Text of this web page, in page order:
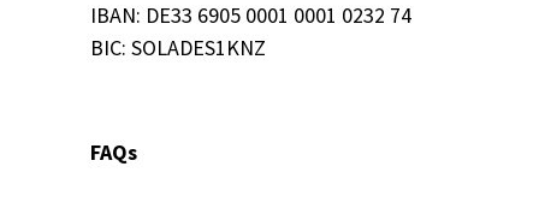
IBAN: DE33 6905 0001 0001 0232 74
BIC: SOLADES1KNZ
FAQs